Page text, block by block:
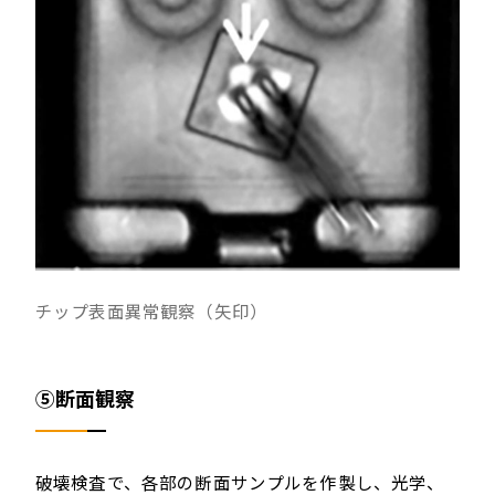
チップ表面異常観察（矢印）
⑤断面観察
破壊検査で、各部の断面サンプルを作製し、光学、